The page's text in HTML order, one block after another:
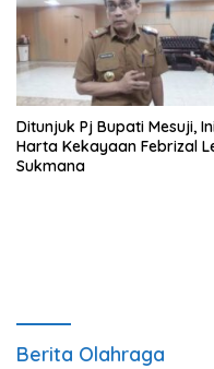
Ditunjuk Pj Bupati Mesuji,
Harta Kekayaan Febrizal
Sukmana
Berita Olahraga